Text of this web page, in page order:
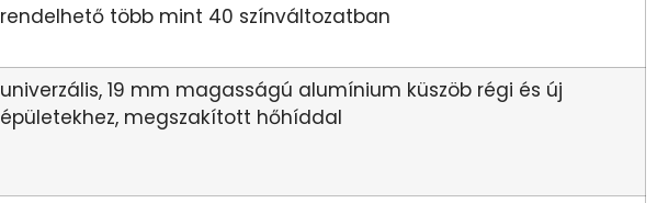
rendelhető több mint 40 színváltozatban
univerzális, 19 mm magasságú alumínium küszöb régi és új
épületekhez, megszakított hőhíddal